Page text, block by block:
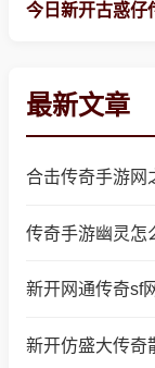
今日新开古惑仔
最新文章
合击传奇手游网
传奇手游幽灵怎
新开网通传奇sf
新开仿盛大传奇